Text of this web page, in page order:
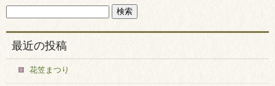
最近の投稿
花笠まつり